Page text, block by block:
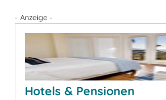
- Anzeige -
Hotels & Pensionen